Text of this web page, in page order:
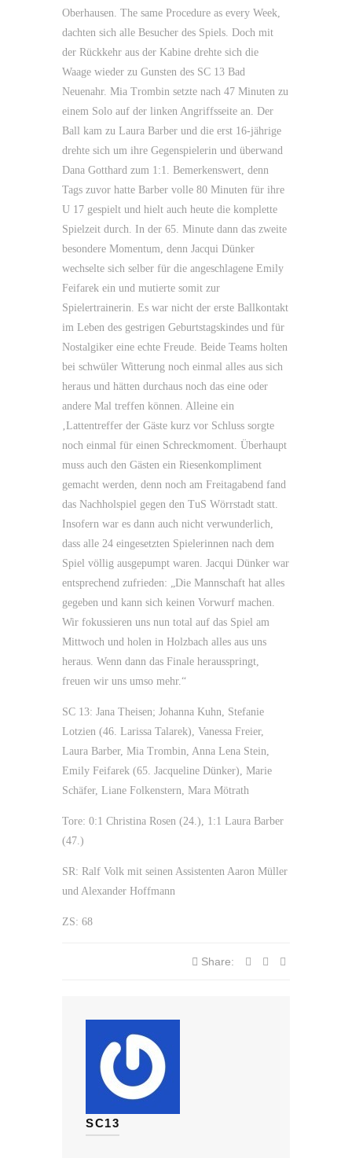
Oberhausen. The same Procedure as every Week,
dachten sich alle Besucher des Spiels. Doch mit
der Rückkehr aus der Kabine drehte sich die
Waage wieder zu Gunsten des SC 13 Bad
Neuenahr. Mia Trombin setzte nach 47 Minuten zu
einem Solo auf der linken Angriffsseite an. Der
Ball kam zu Laura Barber und die erst 16-jährige
drehte sich um ihre Gegenspielerin und überwand
Dana Gotthard zum 1:1. Bemerkenswert, denn
Tags zuvor hatte Barber volle 80 Minuten für ihre
U 17 gespielt und hielt auch heute die komplette
Spielzeit durch. In der 65. Minute dann das zweite
besondere Momentum, denn Jacqui Dünker
wechselte sich selber für die angeschlagene Emily
Feifarek ein und mutierte somit zur
Spielertrainerin. Es war nicht der erste Ballkontakt
im Leben des gestrigen Geburtstagskindes und für
Nostalgiker eine echte Freude. Beide Teams holten
bei schwüler Witterung noch einmal alles aus sich
heraus und hätten durchaus noch das eine oder
andere Mal treffen können. Alleine ein
‚Lattentreffer der Gäste kurz vor Schluss sorgte
noch einmal für einen Schreckmoment. Überhaupt
muss auch den Gästen ein Riesenkompliment
gemacht werden, denn noch am Freitagabend fand
das Nachholspiel gegen den TuS Wörrstadt statt.
Insofern war es dann auch nicht verwunderlich,
dass alle 24 eingesetzten Spielerinnen nach dem
Spiel völlig ausgepumpt waren. Jacqui Dünker war
entsprechend zufrieden: „Die Mannschaft hat alles
gegeben und kann sich keinen Vorwurf machen.
Wir fokussieren uns nun total auf das Spiel am
Mittwoch und holen in Holzbach alles aus uns
heraus. Wenn dann das Finale herausspringt,
freuen wir uns umso mehr.“
SC 13: Jana Theisen; Johanna Kuhn, Stefanie
Lotzien (46. Larissa Talarek), Vanessa Freier,
Laura Barber, Mia Trombin, Anna Lena Stein,
Emily Feifarek (65. Jacqueline Dünker), Marie
Schäfer, Liane Folkenstern, Mara Mötrath
Tore: 0:1 Christina Rosen (24.), 1:1 Laura Barber
(47.)
SR: Ralf Volk mit seinen Assistenten Aaron Müller
und Alexander Hoffmann
ZS: 68
Share:
SC13